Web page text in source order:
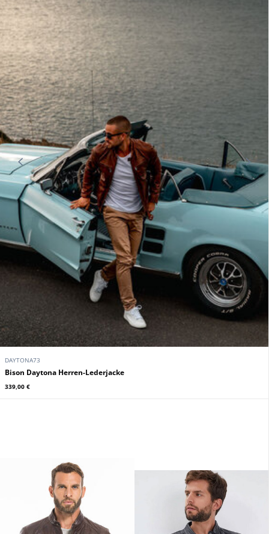
DAYTONA73
Bison Daytona Herren-Lederjacke
339,00 €